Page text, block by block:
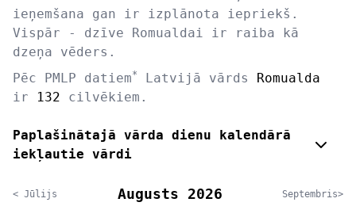
ieņemšana gan ir izplānota iepriekš.
Vispār - dzīve Romualdai ir raiba kā
dzeņa vēders.
Pēc PMLP datiem* Latvijā vārds Romualda
ir
132 cilvēkiem.
Paplašinātajā vārda dienu kalendārā
iekļautie vārdi
< Jūlijs Augusts 2026 Septembris>